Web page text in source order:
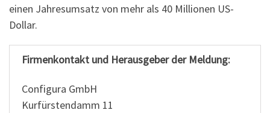
einen Jahresumsatz von mehr als 40 Millionen US-
Dollar.
Firmenkontakt und Herausgeber der Meldung:
Configura GmbH
Kurfürstendamm 11